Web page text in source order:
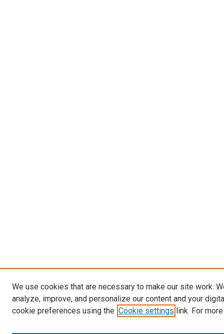
We use cookies that are necessary to make our site work.
analyze, improve, and personalize our content and your
cookie preferences using the Cookie settings link. For